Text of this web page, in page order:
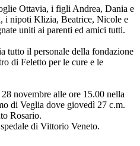
Ottavia, i figli Andrea, Dania e
i nipoti Klizia, Beatrice, Nicole e
uniti ai parenti ed amici tutti.
tutto il personale della fondazione
di Feletto per le cure e le
novembre alle ore 15.00 nella
di Veglia dove giovedì 27 c.m.
Rosario.
di Vittorio Veneto.